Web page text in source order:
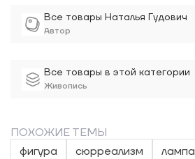
Все товары Наталья Гудович
Автор
Все товары в этой категории
Живопись
ПОХОЖИЕ ТЕМЫ
фигура
сюрреализм лампа